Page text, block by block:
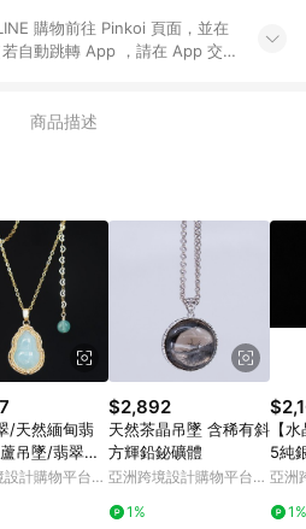
購物前往 Pinkoi 頁面，並在
自動跳轉 App ，請在 App 交
惠，例如首購優惠，P coins，
在此限。 6. APP 請更新至
商品，禮物卡，開館保證金，補
9. LINE 購物站上之商品規格、
品資訊頁及購物車不符，以
示為準。 10. 點數紅包使用規
11. 若於 LINE 購物前往 Pinkoi
完成訂單，不符合導購資格；承
透過 LINE 購物前往 Pinkoi 頁
商品描述
/天然緬甸翡
吊墜/翡翠項
褪色/14kGF
設計購物平台
$2,892
天然茶晶吊墜 含稀有斜
方輝鉛鉍礦體
亞洲跨境設計購物平台
1%
【
5純
福7
亞洲
1%